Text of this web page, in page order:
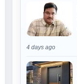
4 days ago